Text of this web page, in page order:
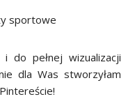
sportowe
do pełnej wizualizacji
dla Was stworzyłam